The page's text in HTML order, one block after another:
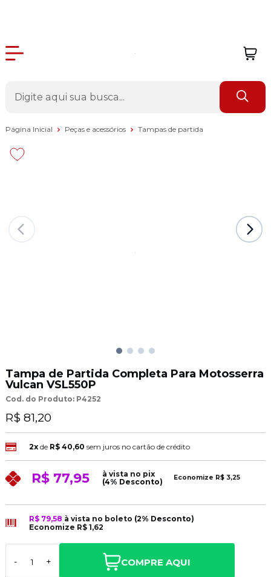
Página Inicial Peças e acessórios Tampas de partida
Tampa de Partida Completa Para Motosserra
Vulcan VSL550P
Cod. do Produto: P4252
R$ 81,20
2xde R$ 40,60 sem juros no cartão de crédito
R$ 77,95
à vista no pix
(4% Desconto)
Economize R$ 3,25
R$ 79,58 à vista no boleto (2% Desconto)
Economize R$ 1,62
- + COMPRE AQUI